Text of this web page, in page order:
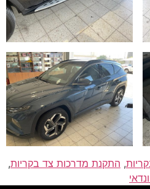
, התקנת מדרכות צד בקריות,